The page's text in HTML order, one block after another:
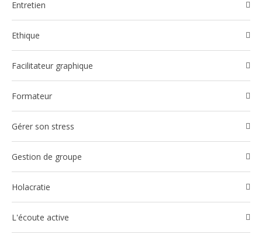
Entretien
Ethique
Facilitateur graphique
Formateur
Gérer son stress
Gestion de groupe
Holacratie
l'écoute active